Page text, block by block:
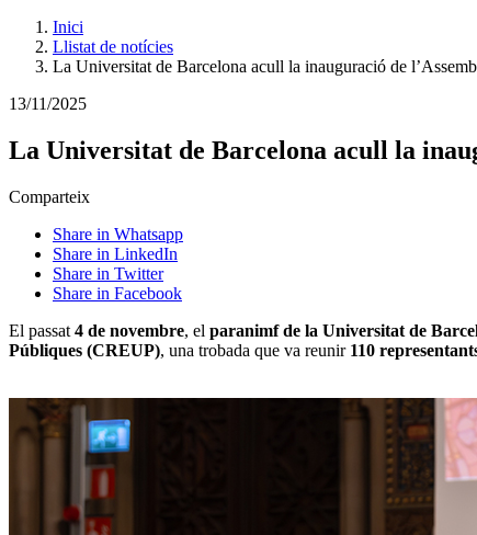
Inici
Llistat de notícies
La Universitat de Barcelona acull la inauguració de
13/11/2025
La Universitat de Barcelona acull la
Comparteix
Share in Whatsapp
Share in LinkedIn
Share in Twitter
Share in Facebook
El passat 4 de novembre, el paranimf de la Universitat de
Públiques (CREUP), una trobada que va reunir 110